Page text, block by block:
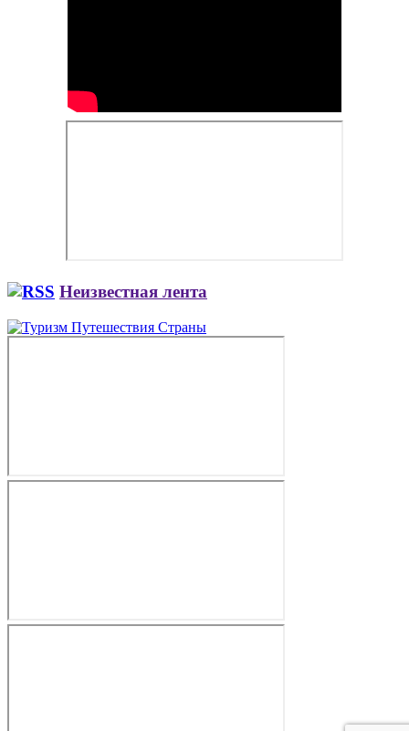
Неизвестная лента